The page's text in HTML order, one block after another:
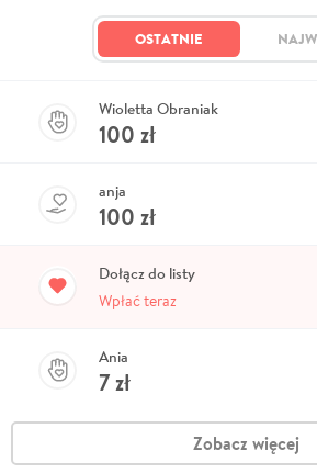
OSTATNIE
Wioletta Obraniak
100 zł
anja
100 zł
Dołącz do listy
Wpłać teraz
Ania
7zł
Zobacz więcej